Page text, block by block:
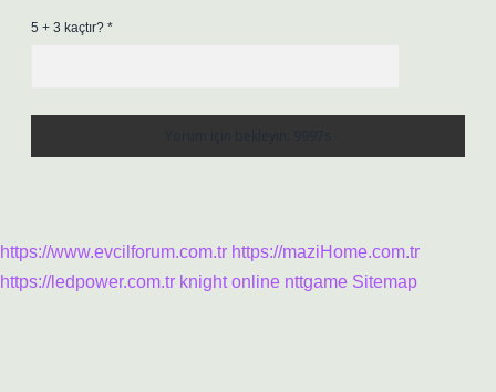
5 + 3 kaçtır? *
https://www.evcilforum.com.tr https://maziHome.com.tr
https://ledpower.com.tr knight online nttgame Sitemap